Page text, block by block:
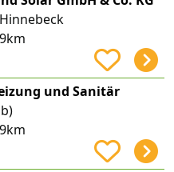
und Sanitär